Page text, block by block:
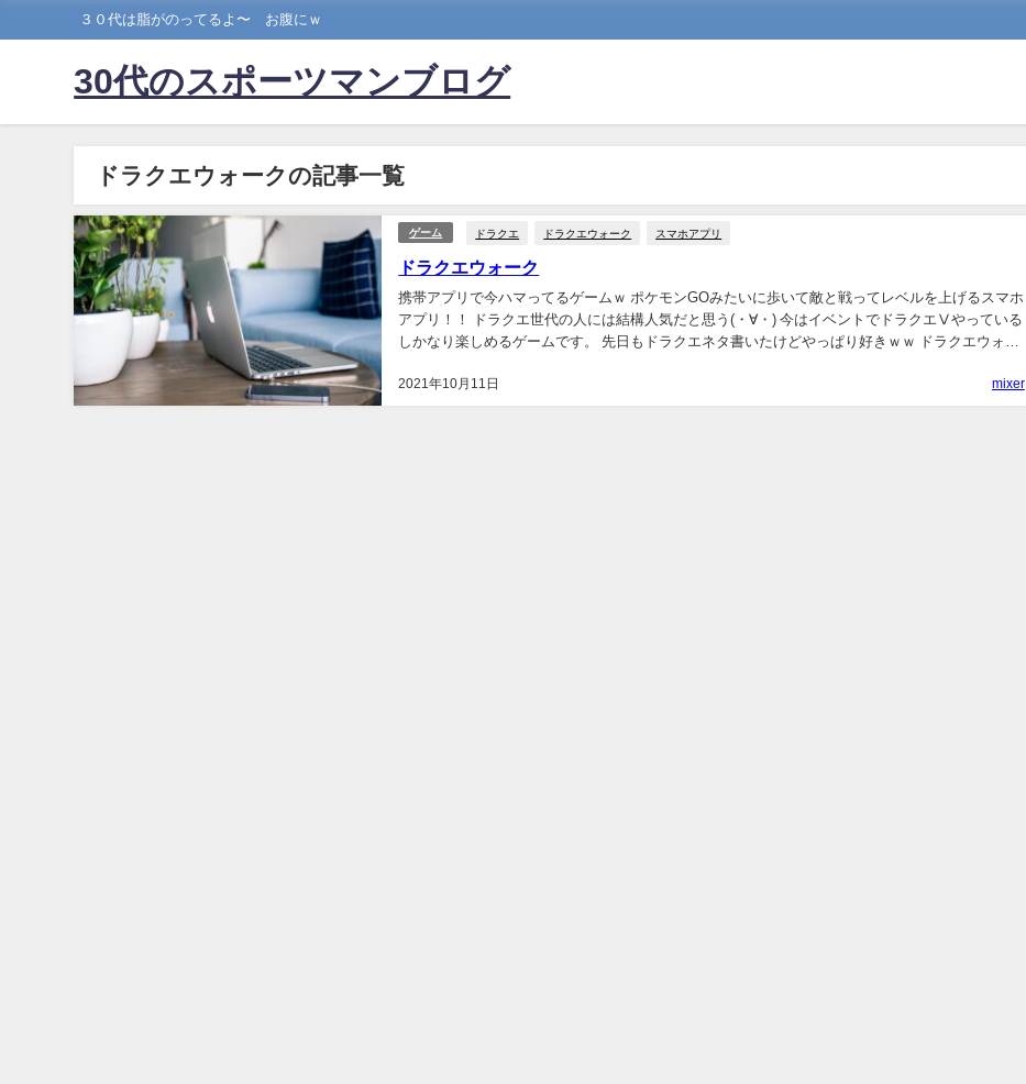
３０代は脂がのってるよ〜 お腹にｗ
30代のスポーツマンブログ
ドラクエウォークの記事一覧
ゲーム ドラクエ ドラクエウォーク スマホアプリ
ドラクエウォーク
2021年10月11日
携帯アプリで今ハマってるゲームｗ ポケモンGOみたいに歩いて敵と戦ってレベルを上げるスマホ
アプリ！！ ドラクエ世代の人には結構人気だと思う(・∀・) 今はイベントでドラクエⅤやっている
しかなり楽しめるゲームです。 先日もドラクエネタ書いたけどやっぱり好きｗｗ ドラクエウォー
mixer